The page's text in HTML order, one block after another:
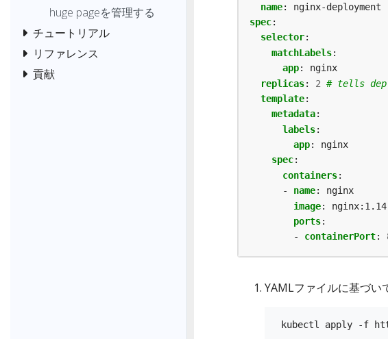
huge pageを管理する
チュートリアル
リファレンス
貢献
name:
nginx-deployment
spec:
selector:
matchLabels:
app:
nginx
replicas: 2 # tells
template:
metadata:
labels:
app:
nginx
spec:
containers:
- name:
nginx
image:
ports:
- containerPort:
YAMLファイルに基づ